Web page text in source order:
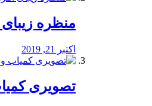
منظره‌‌ زیبای
اکتبر 21, 2019
️تصویری کمیاب